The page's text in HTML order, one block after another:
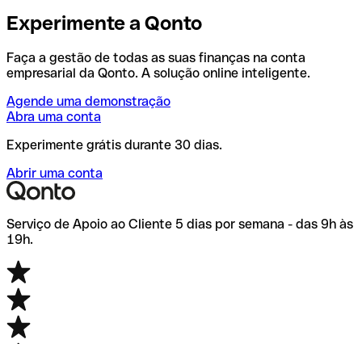
Experimente a Qonto
Faça a gestão de todas as suas finanças na conta
empresarial da Qonto. A solução online inteligente.
Agende uma demonstração
Abra uma conta
Experimente grátis durante 30 dias.
Abrir uma conta
Serviço de Apoio ao Cliente 5 dias por semana - das 9h às
19h.